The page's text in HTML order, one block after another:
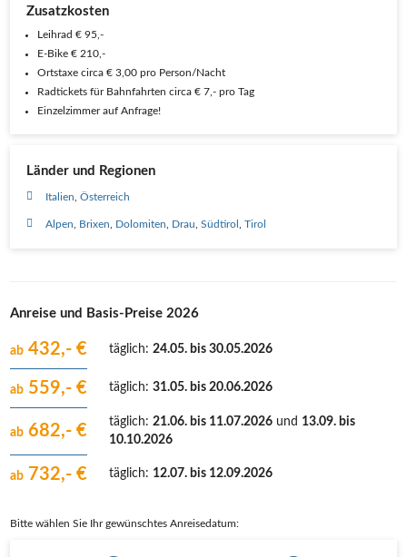
Zusatzkosten
Leihrad € 95,-
E-Bike € 210,-
Ortstaxe circa € 3,00 pro Person/Nacht
Radtickets für Bahnfahrten circa € 7,- pro Tag
Einzelzimmer auf Anfrage!
Länder und Regionen
Italien Österreich
Alpen Brixen Dolomiten Drau Südtirol Tirol
Anreise und Basis-Preise 2026
ab 432,- € täglich: 24.05. bis 30.05.2026
ab 559,- € täglich: 31.05. bis 20.06.2026
ab 682,- € täglich: 21.06. bis 11.07.2026 und 13.09. bis
10.10.2026
ab 732,- € täglich: 12.07. bis 12.09.2026
Bitte wählen Sie Ihr gewünschtes Anreisedatum: